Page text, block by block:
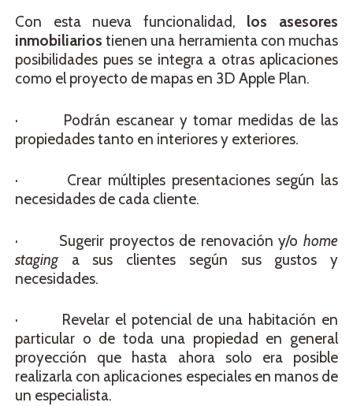
Con esta nueva funcionalidad, los asesores
inmobiliarios tienen una herramienta con muchas
posibilidades pues se integra a otras aplicaciones
como el proyecto de mapas en 3D Apple Plan.
· Podrán escanear y tomar medidas de las
propiedades tanto en interiores y exteriores.
· Crear múltiples presentaciones según las
necesidades de cada cliente.
· Sugerir proyectos de renovación y/o home
staging a sus clientes según sus gustos y
necesidades.
· Revelar el potencial de una habitación en
particular o de toda una propiedad en general
proyección que hasta ahora solo era posible
realizarla con aplicaciones especiales en manos de
un especialista.